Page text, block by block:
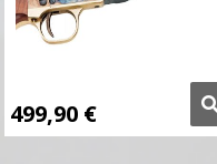
499,90 €